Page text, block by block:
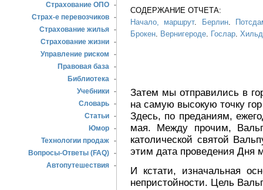
Страхование ОПО -
Страх-е перевозчиков -
Страхование жилья -
Страхование жизни -
Управление риском
-
Правовая база -
Библиотека -
Учебники -
Словарь -
Статьи -
Юмор -
Технологии продаж -
Вопросы-Ответы (FAQ) -
Автопутешествия -
СОДЕРЖАНИЕ ОТЧЕТА:
Начало, маршрут. Берлин.
Брокен. Вернигероде. Гослар.
Затем мы отправились в
на самую высокую точку
Здесь, по преданиям,
мая. Между прочим,
католической святой
этим дата проведения Дня
И кстати, изначальная
непристойности. Цель